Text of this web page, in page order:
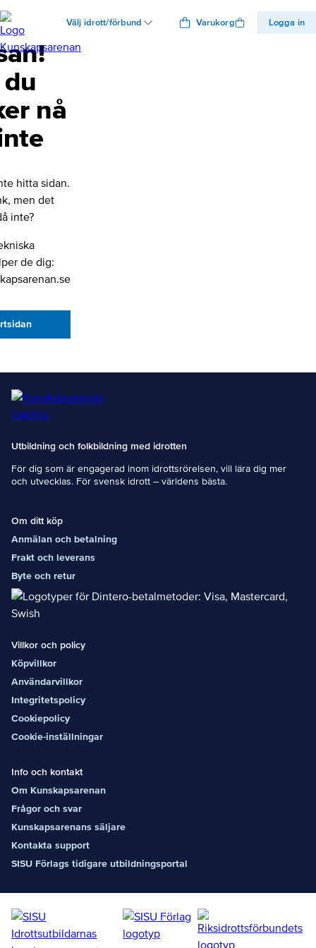
Välj idrott/förbund Varukorg Logga in
nå
hitta sidan.
men det
inte?
de dig:
Utbildning och folkbildning med idrotten
För dig som är engagerad inom idrottsrörelsen, vill lära dig mer
och utvecklas. För svensk idrott – världens bästa.
Om ditt köp
Anmälan och betalning
Frakt och leverans
Byte och retur
Villkor och policy
Köpvillkor
Användarvillkor
Integritetspolicy
Cookiepolicy
Cookie-inställningar
Info och kontakt
Om Kunskapsarenan
Frågor och svar
Kunskapsarenans säljare
Kontakta support
SISU Förlags tidigare utbildningsportal